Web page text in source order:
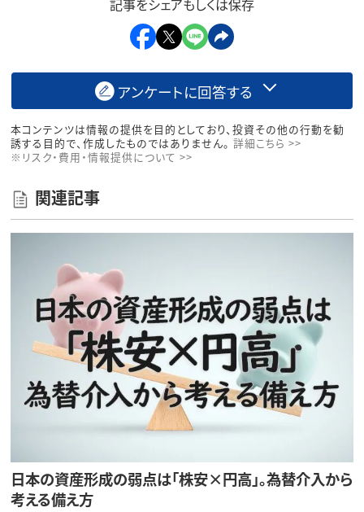
記事をシェアもしくは保存
アンケートに回答する
本コンテンツは情報の提供を目的としており、投資その他の行動を勧
誘する目的で、作成したものではありません。 詳細こちら >>
※リスク・費用・情報提供について >>
関連記事
日本の資産形成の弱点は「株安×円高」。為替介入から
考える備え方